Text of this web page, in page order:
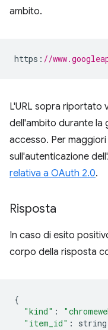
ambito.
https : //
L'URL sopra riportato
dell'ambito durante la
accesso. Per
sull'autenticazione
relativa a OAuth 2.0.
Risposta
In caso di esito
corpo della risposta
{
"kind" :
"item_id" : string